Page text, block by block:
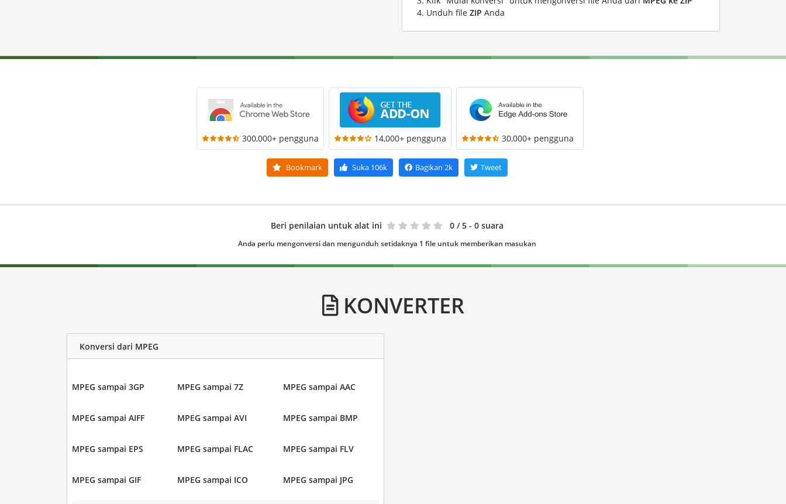
Unduh file ZIP Anda
300,000+ pengguna 14,000+ pengguna 30,000+ pengguna
Bookmark Suka 106k Bagikan 2k Tweet
Beri penilaian untuk alat ini 0 / 5 - 0 suara
Anda perlu mengonversi dan mengunduh setidaknya 1 file untuk memberikan masukan
KONVERTER
Konversi dari MPEG
MPEG sampai 3GP MPEG sampai 7Z MPEG sampai AAC
MPEG sampai AIFF MPEG sampai AVI MPEG sampai BMP
MPEG sampai EPS MPEG sampai FLAC MPEG sampai FLV
MPEG sampai GIF MPEG sampai ICO MPEG sampai JPG